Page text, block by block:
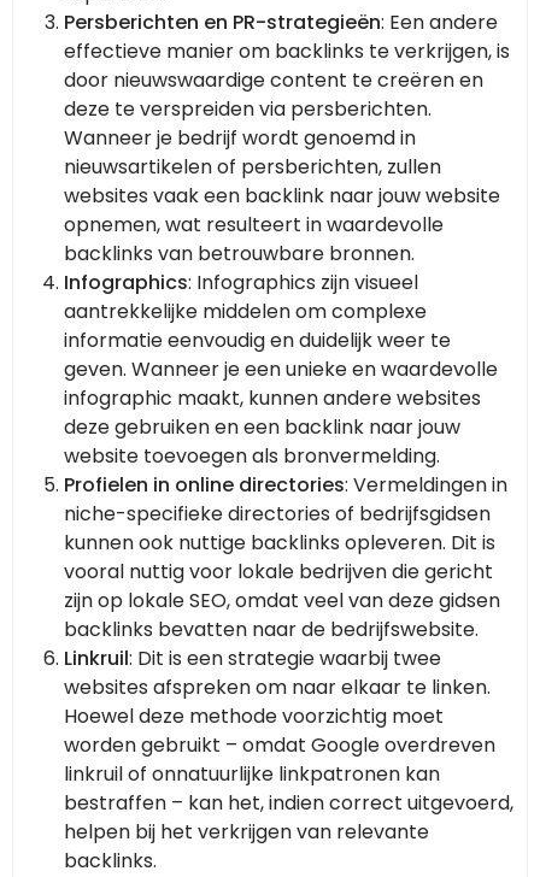
Persberichten en PR-strategieën: Een andere
effectieve manier om backlinks te verkrijgen, is
door nieuwswaardige content te creëren en
deze te verspreiden via persberichten.
Wanneer je bedrijf wordt genoemd in
nieuwsartikelen of persberichten, zullen
websites vaak een backlink naar jouw website
opnemen, wat resulteert in waardevolle
backlinks van betrouwbare bronnen.
Infographics: Infographics zijn visueel
aantrekkelijke middelen om complexe
informatie eenvoudig en duidelijk weer te
geven. Wanneer je een unieke en waardevolle
infographic maakt, kunnen andere websites
deze gebruiken en een backlink naar jouw
website toevoegen als bronvermelding.
Profielen in online directories: Vermeldingen in
niche-specifieke directories of bedrijfsgidsen
kunnen ook nuttige backlinks opleveren. Dit is
vooral nuttig voor lokale bedrijven die gericht
zijn op lokale SEO, omdat veel van deze gidsen
backlinks bevatten naar de bedrijfswebsite.
Linkruil: Dit is een strategie waarbij twee
websites afspreken om naar elkaar te linken.
Hoewel deze methode voorzichtig moet
worden gebruikt – omdat Google overdreven
linkruil of onnatuurlijke linkpatronen kan
bestraffen – kan het, indien correct uitgevoerd,
helpen bij het verkrijgen van relevante
backlinks.